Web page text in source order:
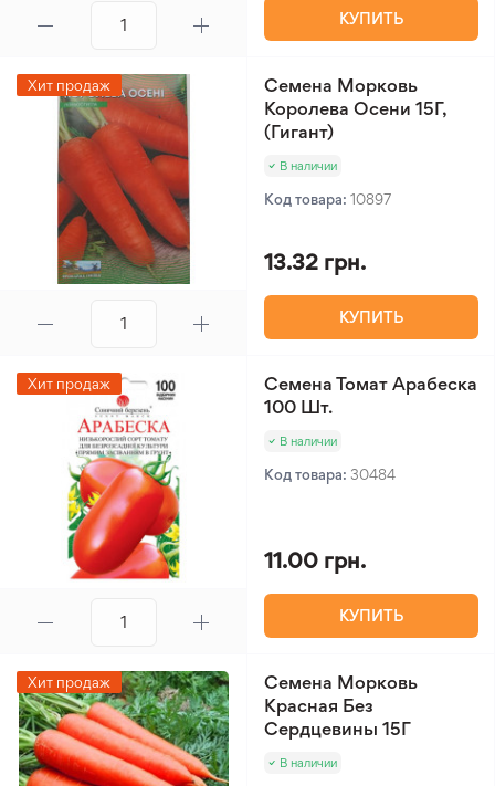
КУПИТЬ
Хит продаж
Семена Морковь
Королева Осени 15Г,
(Гигант)
В наличии
Код товара: 10897
13.32 грн.
КУПИТЬ
Хит продаж
Семена Томат Арабеска
100 Шт.
В наличии
Код товара: 30484
11.00 грн.
КУПИТЬ
Хит продаж
Семена Морковь
Красная Без
Сердцевины 15Г
В наличии